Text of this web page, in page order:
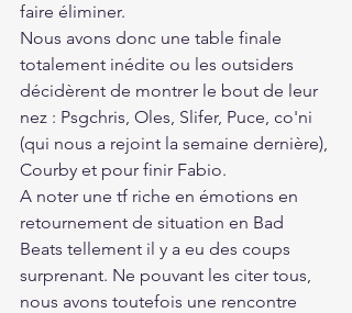
faire éliminer.
Nous avons donc une table finale
totalement inédite ou les outsiders
décidèrent de montrer le bout de leur
nez : Psgchris, Oles, Slifer, Puce, co'ni
(qui nous a rejoint la semaine dernière),
Courby et pour finir Fabio.
A noter une tf riche en émotions en
retournement de situation en Bad
Beats tellement il y a eu des coups
surprenant. Ne pouvant les citer tous,
nous avons toutefois une rencontre